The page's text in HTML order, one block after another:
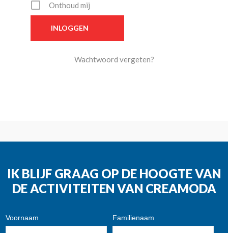
Onthoud mij
Wachtwoord vergeten?
IK BLIJF GRAAG OP DE HOOGTE VAN
DE ACTIVITEITEN VAN CREAMODA
Voornaam Familienaam